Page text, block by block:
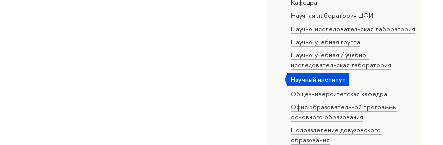
Кафедра
Научная лаборатория ЦФИ
Научно-исследовательская лаборатория
Научно-учебная группа
Научно-учебная / учебно-
исследовательская лаборатория
Научный институт
Общеуниверситетская кафедра
Офис образовательной программы
основного образования
Подразделение довузовского
образования